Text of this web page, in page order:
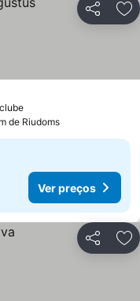
Partilhar
Ver preços
de Riudoms
Ver preços
Partilhar